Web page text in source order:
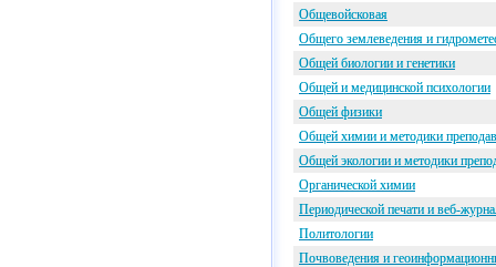
Общевойсковая
Общего землеведения и
Общей биологии и генетики
Общей и медицинской психологии
Общей физики
Общей химии и методики
Общей экологии и методики
Органической химии
Периодической печати и веб-
Политологии
Почвоведения и